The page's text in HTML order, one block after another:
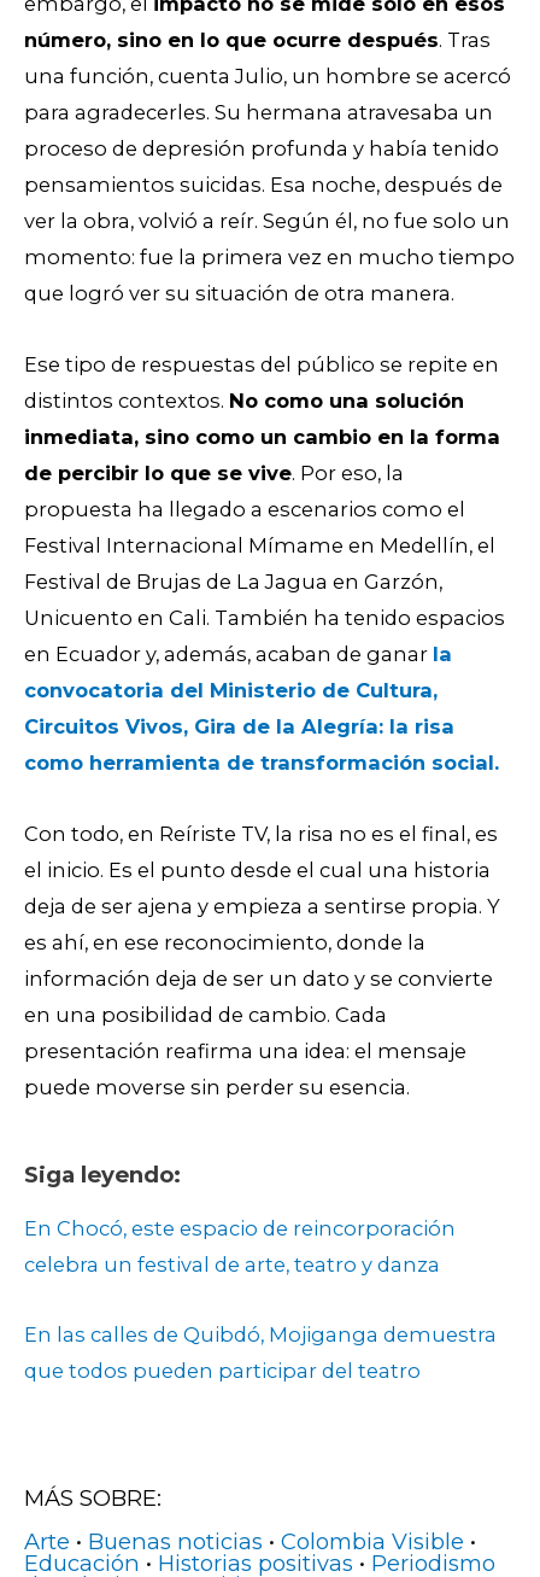
número, sino en lo que ocurre después. Tras
una función, cuenta Julio, un hombre se acercó
para agradecerles. Su hermana atravesaba un
proceso de depresión profunda y había tenido
pensamientos suicidas. Esa noche, después de
ver la obra, volvió a reír. Según él, no fue solo un
momento: fue la primera vez en mucho tiempo
que logró ver su situación de otra manera.
Ese tipo de respuestas del público se repite en
distintos contextos. No como una solución
inmediata, sino como un cambio en la forma
de percibir lo que se vive. Por eso, l a
propuesta ha llegado a escenarios como el
Festival Internacional Mímame en Medellín, el
Festival de Brujas de La Jagua en Garzón,
Unicuento en Cali. También ha tenido espacios
en Ecuador y, además, acaban de ganar la
convocatoria del Ministerio de Cultura,
Circuitos Vivos, Gira de la Alegría: la risa
como herramienta de transformación social.
Con todo, en Reíriste TV, la risa no es el final, es
el inicio. Es el punto desde el cual una historia
deja de ser ajena y empieza a sentirse propia. Y
es ahí, en ese reconocimiento, donde la
información deja de ser un dato y se convierte
en una posibilidad de cambio. Cada
presentación reafirma una idea: el mensaje
puede moverse sin perder su esencia.
Siga leyendo:
En Chocó, este espacio de reincorporación
celebra un festival de arte, teatro y danza
En las calles de Quibdó, Mojiganga demuestra
que todos pueden participar del teatro
MÁS SOBRE:
Arte • Buenas noticias • Colombia Visible •
Educación • Historias positivas • Periodismo